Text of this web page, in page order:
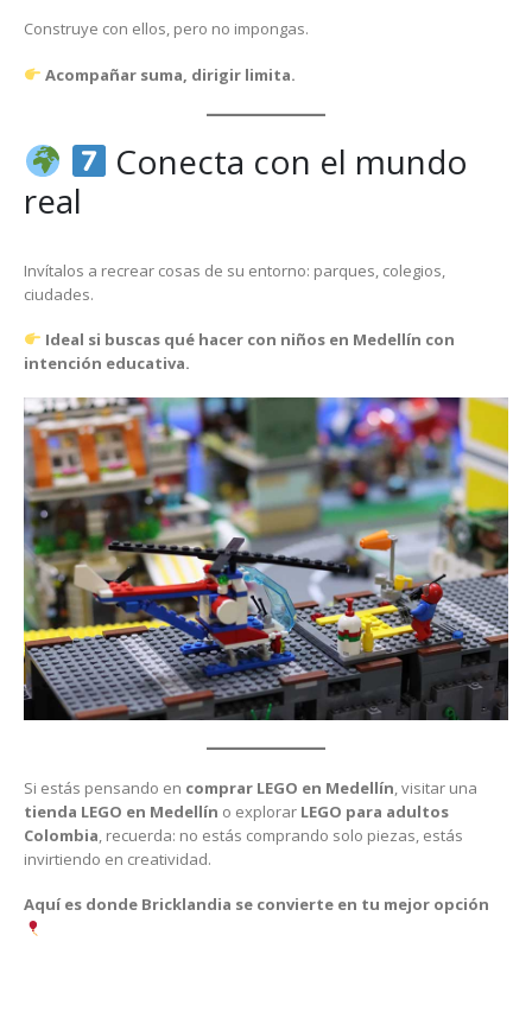
Construye con ellos, pero no impongas.
Acompañar suma, dirigir limita.
Conecta con el mundo
real
Invítalos a recrear cosas de su entorno: parques, colegios,
ciudades.
Ideal si buscas qué hacer con niños en Medellín con
intención educativa.
Si estás pensando en comprar LEGO en Medellín, visitar una
tienda LEGO en Medellín o explorar LEGO para adultos
Colombia, recuerda: no estás comprando solo piezas, estás
invirtiendo en creatividad.
Aquí es donde Bricklandia se convierte en tu mejor opción